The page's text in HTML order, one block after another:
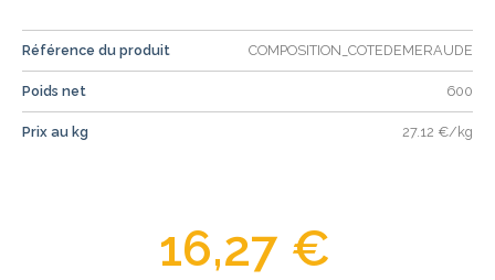
Référence du produit COMPOSITION_COTEDEMERAUDE
Poids net 600
Prix au kg 27.12 €/kg
16,27 €